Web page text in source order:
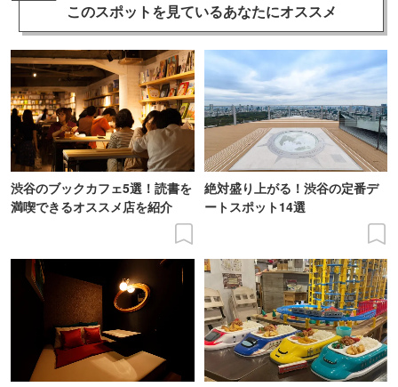
このスポットを見ているあなたにオススメ
渋谷のブックカフェ5選！読書を
満喫できるオススメ店を紹介
絶対盛り上がる！渋谷の定番デ
ートスポット14選